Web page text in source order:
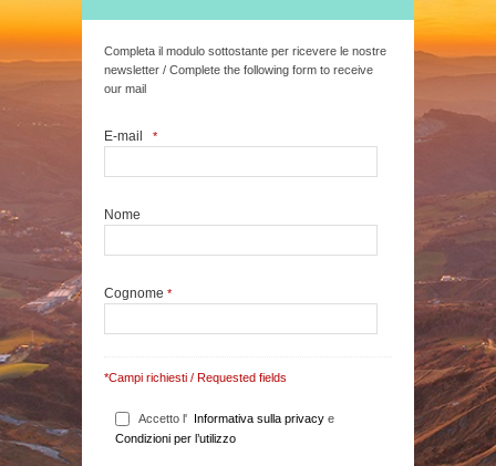
Completa il modulo sottostante per ricevere le nostre
newsletter / Complete the following form to receive
our mail
E-mail *
Nome
Cognome *
*Campi richiesti / Requested fields
Accetto l' Informativa sulla privacy e
Condizioni per l’utilizzo